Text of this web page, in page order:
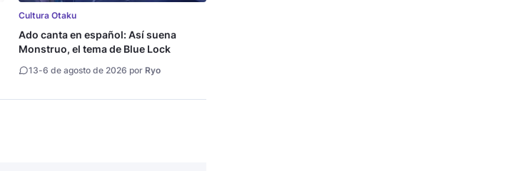
Cultura Otaku
Ado canta en español: Así suena
Monstruo, el tema de Blue Lock
13-6 de agosto de 2026 por Ryo